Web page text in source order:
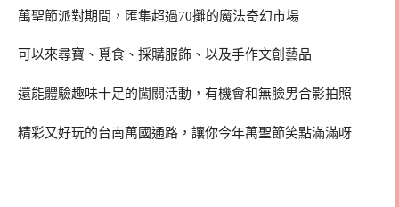
萬聖節派對期間，匯集超過70攤的魔法奇幻市場
可以來尋寶、覓食、採購服飾、以及手作文創藝品
還能體驗趣味十足的闖關活動，有機會和無臉男合影拍照
精彩又好玩的台南萬國通路，讓你今年萬聖節笑點滿滿呀